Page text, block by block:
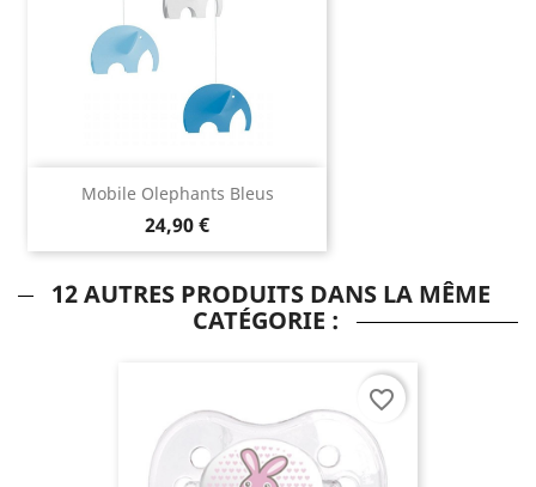
Mobile Olephants Bleus
24,90 €
12 AUTRES PRODUITS DANS LA MÊME
CATÉGORIE :
favorite_border